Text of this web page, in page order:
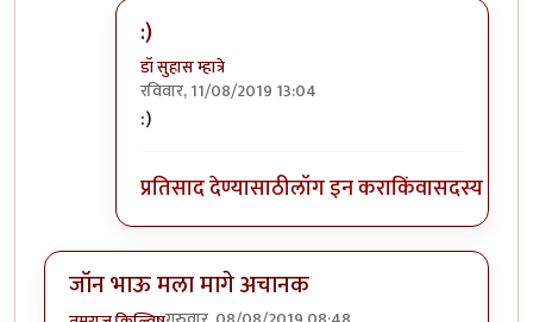
:)
डॉ सुहास म्हात्रे
रविवार, 11/08/2019 13:04
In reply to
:)
प्रतिसाद देण्यासाठीलॉग इन कराकिंवासदस्य व्हा
जॉन भाऊ मला मागे अचानक